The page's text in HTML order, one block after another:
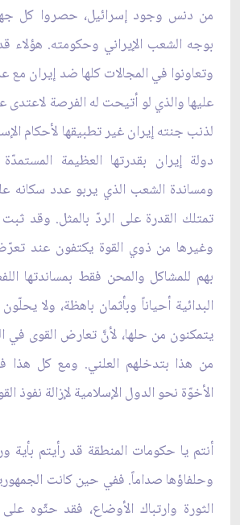
من دنس وجود إسرائيل، حصروا كل
بوجه الشعب الإيراني وحكومته. هؤلاء
وتعاونوا في المجالات كلها ضد إيران مع
عليها والذي لو أتيحت له الفرصة لاعتدى
لذنب جنته إيران غير تطبيقها لأحكام
دولة إيران بقدرتها العظيمة
ومساندة الشعب الذي يربو عدد سكانه
تمتلك القدرة على الردّ بالمثل. وقد
وغيرها من ذوي القوة يكتفون عند
بهم للمشاكل والمحن فقط بمساندتها
البدائية أحياناً وبأثمان باهظة، ولا
يتمكنون من حلها، لأنَّ تعارض القوى في
من هذا بتدخلهم العلني. ومع كل هذا
الأخوّة نحو الدول الإسلامية لإزالة نفوذ
أنتم يا حكومات المنطقة قد رأيتم بأية
وحلفاؤها صداماً. ففي حين‏ كانت
الثورة وارتباك الأوضاع، فقد حثّوه